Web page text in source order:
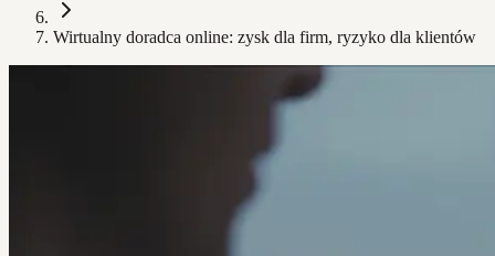
Wirtualny doradca online: zysk dla firm, ryzyko dla klientów